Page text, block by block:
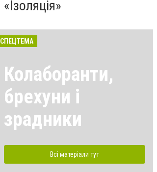
«Ізоляція»
СПЕЦТЕМА
Колаборанти,
брехуни і
зрадники
Всі матеріали тут